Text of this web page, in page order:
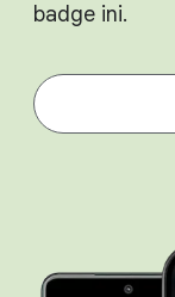
badge ini.